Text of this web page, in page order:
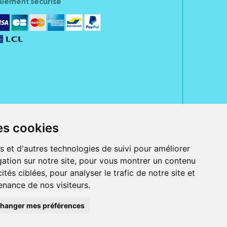
cookies
et d'autres technologies de suivi pour améliorer
sur notre site, pour vous montrer un contenu
ciblées, pour analyser le trafic de notre site et
de nos visiteurs.
mes préférences
Jeanne d' Harcourt, 80300 Albert.
ordonnance.
et iPod touch), ou sur Google Play (pour Androïd 5.0 ou version
Bancontact, PayPal.
beauté et bien-être ainsi que différents services : suivi personnalisé,
la peau, des cheveux...), mesure de la glycémie, perruques.
Pharmactiv réunit près de 1500 adhérents pharmaciens autour d' un
médical sous sa marque BetterLife.